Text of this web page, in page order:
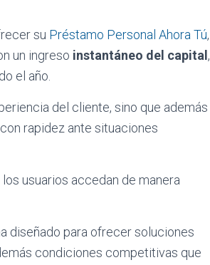
su Préstamo Personal Ahora Tú,
un ingreso instantáneo del capital ,
el año.
del cliente, sino que además
rapidez ante situaciones
usuarios accedan de manera
diseñado para ofrecer soluciones
condiciones competitivas que